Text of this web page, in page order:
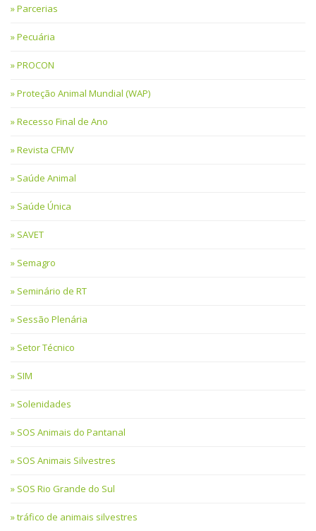
Parcerias
Pecuária
PROCON
Proteção Animal Mundial (WAP)
Recesso Final de Ano
Revista CFMV
Saúde Animal
Saúde Única
SAVET
Semagro
Seminário de RT
Sessão Plenária
Setor Técnico
SIM
Solenidades
SOS Animais do Pantanal
SOS Animais Silvestres
SOS Rio Grande do Sul
tráfico de animais silvestres